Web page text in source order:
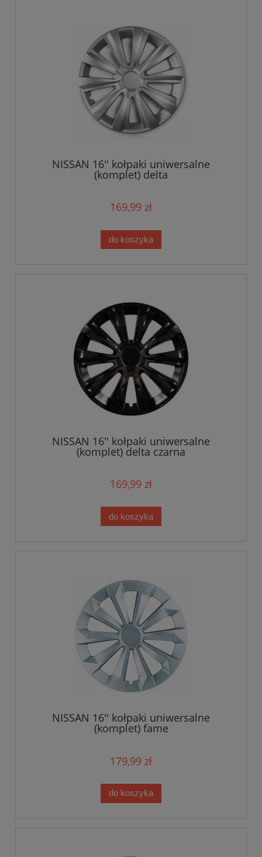
NISSAN 16'' kołpaki uniwersalne
(komplet) delta
169,99 zł
do koszyka
NISSAN 16'' kołpaki uniwersalne
(komplet) delta czarna
169,99 zł
do koszyka
NISSAN 16'' kołpaki uniwersalne
(komplet) fame
179,99 zł
do koszyka